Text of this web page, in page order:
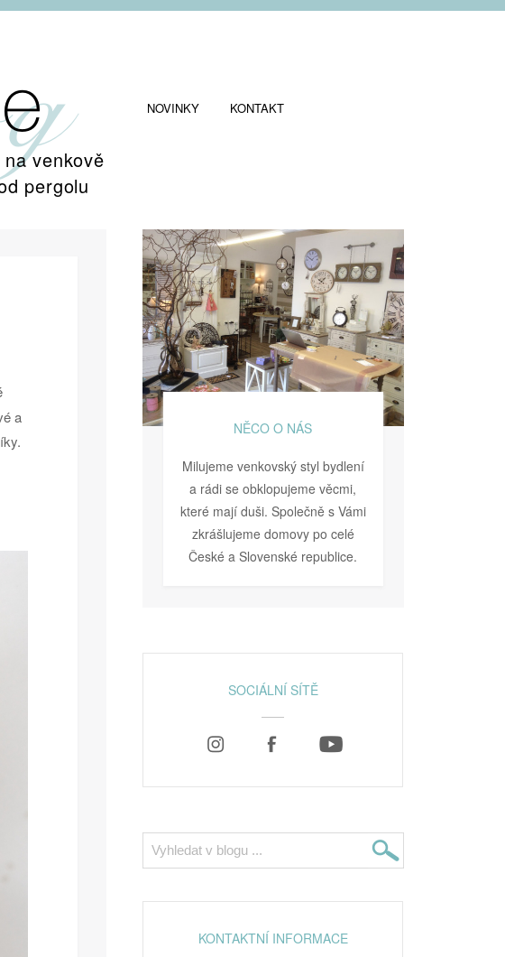
venkově
pergolu
NOVINKY KONTAKT
a
NĚCO O NÁS
Milujeme venkovský styl bydlení
a rádi se obklopujeme věcmi,
které mají duši. Společně s Vámi
zkrášlujeme domovy po celé
České a Slovenské republice.
SOCIÁLNÍ SÍTĚ
KONTAKTNÍ INFORMACE